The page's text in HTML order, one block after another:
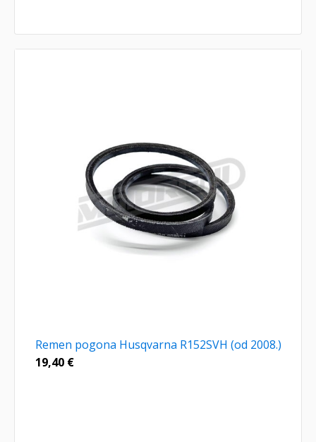
Remen pogona Husqvarna R152SVH (od 2008.)
19,40 €